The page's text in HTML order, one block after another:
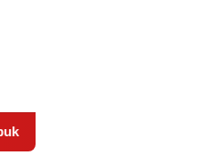
Wujudkan Kepastian Hukum